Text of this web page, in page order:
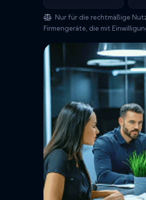
Nur für die rechtmäßige
Firmengeräte, die mit